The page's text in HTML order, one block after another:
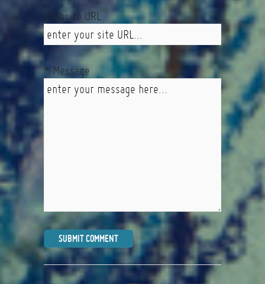
Website URL
* Message